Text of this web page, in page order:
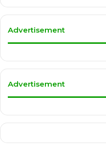
Advertisement
Advertisement